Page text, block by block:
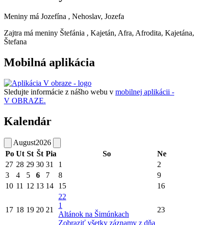
Meniny má Jozefína , Nehoslav, Jozefa
Zajtra má meniny Štefánia , Kajetán, Afra, Afrodita, Kajetána,
Štefana
Mobilná aplikácia
Sledujte informácie z nášho webu v mobilnej aplikácii -
V OBRAZE.
Kalendár
August2026
Po Ut St Št Pia So
Ne
27 28 29 30 31 1
2
3
4 5 6 7 8
9
10 11 12 13 14 15 16
17 18 19 20 21
22
1
Altánok na Šimúnkach
Zobraziť všetky záznamy z dňa
23